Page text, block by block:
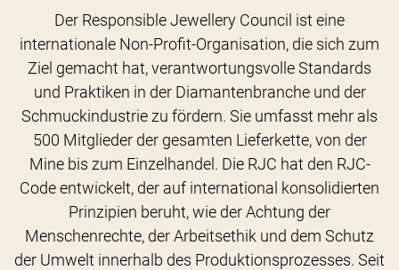
Der Responsible Jewellery Council ist eine
internationale Non-Profit-Organisation, die sich zum
Ziel gemacht hat, verantwortungsvolle Standards
und Praktiken in der Diamantenbranche und der
Schmuckindustrie zu fördern. Sie umfasst mehr als
500 Mitglieder der gesamten Lieferkette, von der
Mine bis zum Einzelhandel. Die RJC hat den RJC-
Code entwickelt, der auf international konsolidierten
Prinzipien beruht, wie der Achtung der
Menschenrechte, der Arbeitsethik und dem Schutz
der Umwelt innerhalb des Produktionsprozesses. Seit